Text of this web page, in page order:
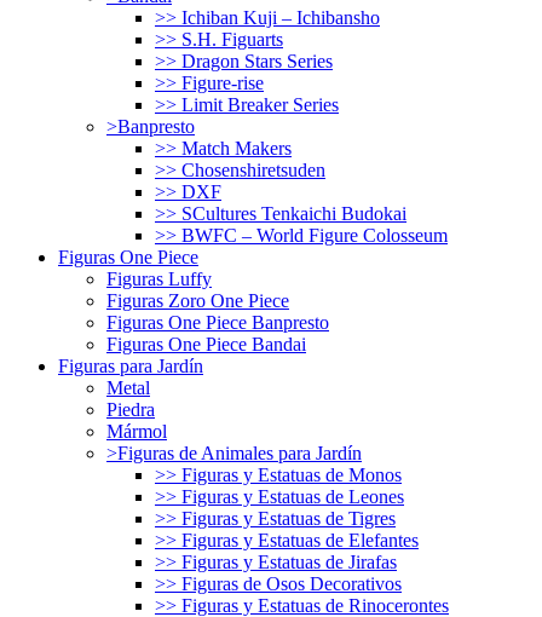
>> Ichiban Kuji – Ichibansho
>> S.H. Figuarts
>> Dragon Stars Series
>> Figure-rise
>> Limit Breaker Series
>Banpresto
>> Match Makers
>> Chosenshiretsuden
>> DXF
>> SCultures Tenkaichi Budokai
>> BWFC – World Figure Colosseum
Figuras One Piece
Figuras Luffy
Figuras Zoro One Piece
Figuras One Piece Banpresto
Figuras One Piece Bandai
Figuras para Jardín
Metal
Piedra
Mármol
>Figuras de Animales para Jardín
>> Figuras y Estatuas de Monos
>> Figuras y Estatuas de Leones
>> Figuras y Estatuas de Tigres
>> Figuras y Estatuas de Elefantes
>> Figuras y Estatuas de Jirafas
>> Figuras de Osos Decorativos
>> Figuras y Estatuas de Rinocerontes